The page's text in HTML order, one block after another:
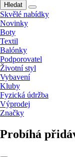
Hledat
Skvělé nabídky
Novinky
Boty
Textil
Balónky
Podporovatel
Životní styl
Vybavení
Kluby
Fyzická údržba
Výprodej
Značky
Probíhá